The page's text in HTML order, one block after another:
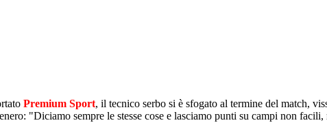
Premium Sport, il tecnico serbo si è sfogato al termine del match,
"Diciamo sempre le stesse cose e lasciamo punti su campi non